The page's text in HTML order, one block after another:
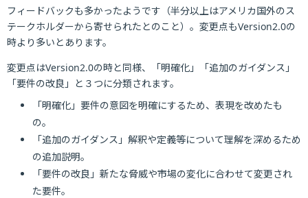
フィードバックも多かったようです（半分以上はアメリカ国外のス
テークホルダーから寄せられたとのこと）。変更点もVersion2.0の
時より多いとあります。
変更点はVersion2.0の時と同様、「明確化」「追加のガイダンス」
「要件の改良」と３つに分類されます。
「明確化」要件の意図を明確にするため、表現を改めたも
の。
「追加のガイダンス」解釈や定義等について理解を深めるため
の追加説明。
「要件の改良」新たな脅威や市場の変化に合わせて変更され
た要件。